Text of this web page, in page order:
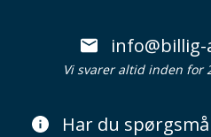
Vi svarer altid inden for
Har du